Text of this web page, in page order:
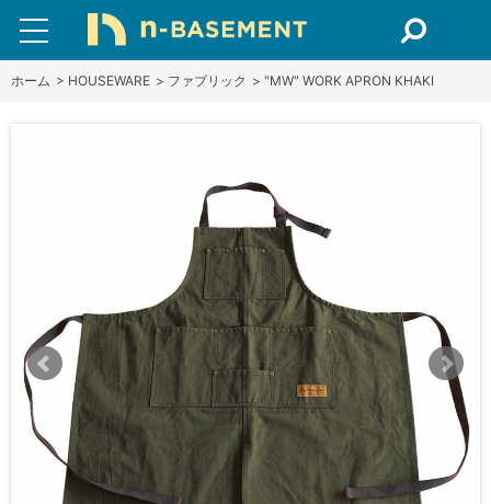
ホーム > HOUSEWARE > ファブリック > "MW" WORK APRON KHAKI